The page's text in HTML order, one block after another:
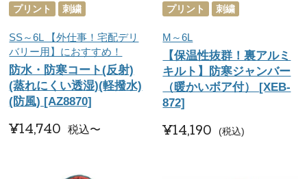
プリント 刺繍
SS～6L 【外仕事！宅配デリ
バリー用】におすすめ！
防水・防寒コート(反射)
(蒸れにくい透湿)(軽撥水)
(防風) [AZ8870]
¥14,740 税込〜
プリント 刺繍
M～6L
【保温性抜群！裏アルミ
キルト】防寒ジャンバー
（暖かいボア付） [XEB-
872]
¥14,190 税込